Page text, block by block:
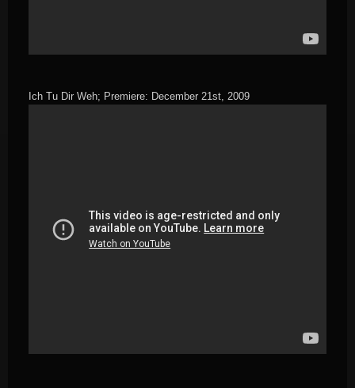
Ich Tu Dir Weh; Premiere: December 21st, 2009